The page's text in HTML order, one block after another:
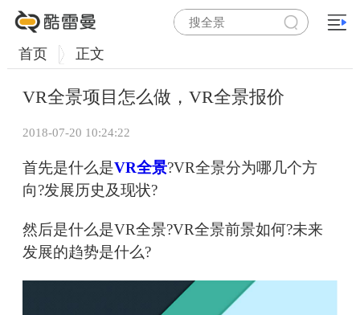
首页 正文
VR全景项目怎么做，VR全景报价
2018-07-20 10:24:22
首先是什么是VR全景?VR全景分为哪几个方
向?发展历史及现状?
然后是什么是VR全景?VR全景前景如何?未来
发展的趋势是什么?